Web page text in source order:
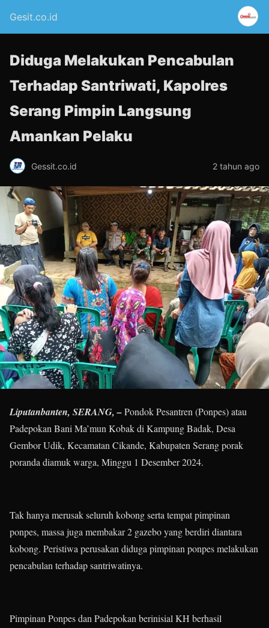
Gesit.co.id
Diduga Melakukan Pencabulan
Terhadap Santriwati, Kapolres
Serang Pimpin Langsung
Amankan Pelaku
Gessit.co.id 2 tahun ago
Liputanbanten, SERANG, –Pondok Pesantren (Ponpes) atau
Padepokan Bani Ma’mun Kobak di Kampung Badak, Desa
Gembor Udik, Kecamatan Cikande, Kabupaten Serang porak
poranda diamuk warga, Minggu 1 Desember 2024.
Tak hanya merusak seluruh kobong serta tempat pimpinan
ponpes, massa juga membakar 2 gazebo yang berdiri diantara
kobong. Peristiwa perusakan diduga pimpinan ponpes melakukan
pencabulan terhadap santriwatinya.
Pimpinan Ponpes dan Padepokan berinisial KH berhasil